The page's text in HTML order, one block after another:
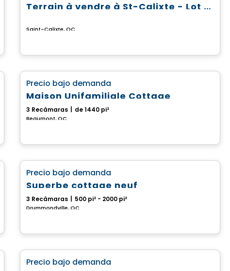
Terrain à vendre à St-Calixte - Lot #6 475 821
Saint-Calixte, QC
Casa
Precio bajo demanda
Maison Unifamiliale Cottage
3 Recámaras de 1440 pi²
Beaumont, QC
Casa
Precio bajo demanda
Superbe cottage neuf
3 Recámaras 500 pi² - 2000 pi²
Drummondville, QC
Casa
Precio bajo demanda